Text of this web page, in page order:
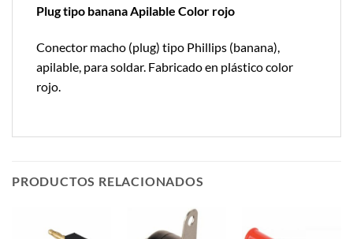
Plug tipo banana Apilable Color rojo
Conector macho (plug) tipo Phillips (banana),
apilable, para soldar. Fabricado en plástico color
rojo.
PRODUCTOS RELACIONADOS